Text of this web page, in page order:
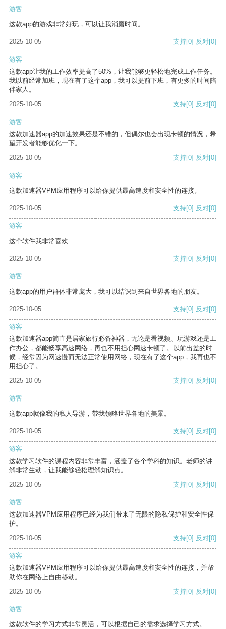
游客
这款app的游戏非常好玩，可以让我消磨时间。
2025-10-05 支持[0] 反对[0]
游客
这款app让我的工作效率提高了50%，让我能够更轻松地完成工作任务。
我以前经常加班，现在有了这个app，我可以提前下班，有更多的时间陪
伴家人。
2025-10-05
支持[0] 反对[0]
游客
这款加速器app的加速效果还是不错的，但偶尔也会出现卡顿的情况，希
望开发者能够优化一下。
2025-10-05
支持[0] 反对[0]
游客
这款加速器VPM应用程序可以给你提供最高速度和安全性的连接。
2025-10-05 支持[0] 反对[0]
游客
这个软件我非常喜欢
2025-10-05 支持[0] 反对[0]
游客
这款app的用户群体非常庞大，我可以结识到来自世界各地的朋友。
2025-10-05 支持[0] 反对[0]
游客
这款加速器app简直是居家旅行必备神器，无论是看视频、玩游戏还是工
作办公，都能畅享高速网络，再也不用担心网速卡顿了。以前出差的时
候，经常因为网速慢而无法正常使用网络，现在有了这个app，我再也不
用担心了。
2025-10-05
支持[0] 反对[0]
游客
这款app就像我的私人导游，带我领略世界各地的美景。
2025-10-05 支持[0] 反对[0]
游客
这款学习软件的课程内容非常丰富，涵盖了各个学科的知识。老师的讲
解非常生动，让我能够轻松理解知识点。
2025-10-05
支持[0] 反对[0]
游客
这款加速器VPM应用程序已经为我们带来了无限的隐私保护和安全性保
护。
2025-10-05
支持[0] 反对[0]
游客
这款加速器VPM应用程序可以给你提供最高速度和安全性的连接，并帮
助你在网络上自由移动。
2025-10-05
支持[0] 反对[0]
游客
这款软件的学习方式非常灵活，可以根据自己的需求选择学习方式。